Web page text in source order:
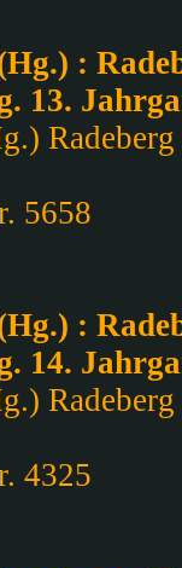
:
13.
5658
:
14.
4325